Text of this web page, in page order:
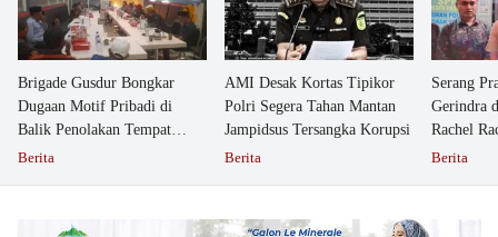
Brigade Gusdur Bongkar
Dugaan Motif Pribadi di
Balik Penolakan Tempat
Ibadah GKJW Bangil
Berita
AMI Desak Kortas Tipikor
Polri Segera Tahan Mantan
Jampidsus Tersangka Korupsi
Berita
Serang
Gerindra
Rachel
Berita